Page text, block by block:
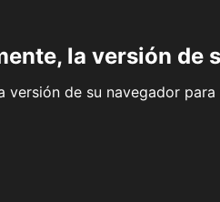
la versión de
versión de su navegador